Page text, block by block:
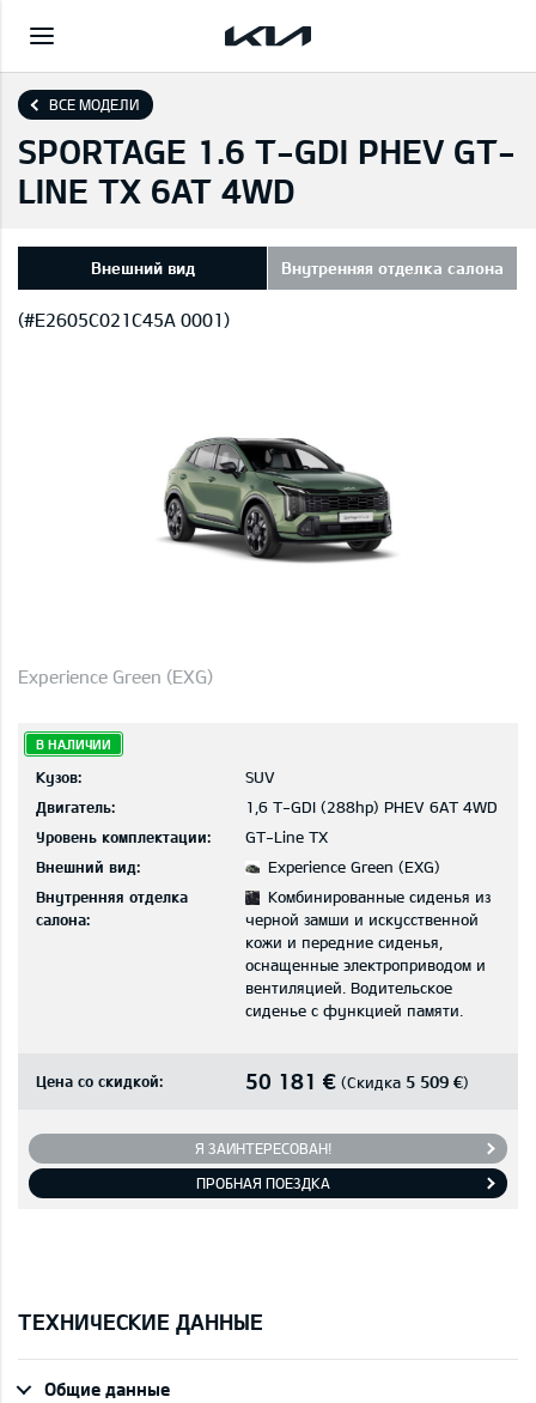
ВСЕ МОДЕЛИ
SPORTAGE 1.6 T-GDI PHEV GT-
LINE TX 6AT 4WD
Внешний вид Внутренняя отделка салона
(#E2605C021C45A 0001)
Experience Green (EXG)
В НАЛИЧИИ
Кузов:
SUV
Двигатель:
1,6 T-GDI (288hp) PHEV 6AT 4WD
Уровень комплектации:
GT-Line TX
Внешний вид:
Experience Green (EXG)
Внутренняя отделка
салона:
Комбинированные сиденья из
черной замши и искусственной
кожи и передние сиденья,
оснащенные электроприводом и
вентиляцией. Водительское
сиденье с функцией памяти.
Цена со скидкой: 50 181 € (Скидка 5 509 €)
Я ЗАИНТЕРЕСОВАН!
ПРОБНАЯ ПОЕЗДКА
ТЕХНИЧЕСКИЕ ДАННЫЕ
Общие данные